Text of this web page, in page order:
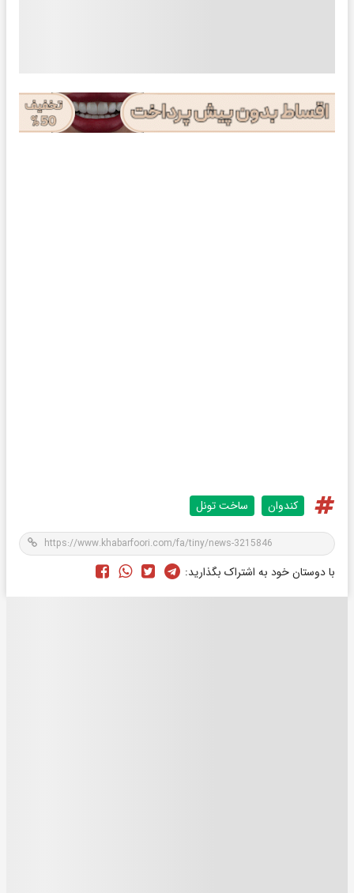
کندوان ساخت تونل
با دوستان خود به اشتراک بگذارید: